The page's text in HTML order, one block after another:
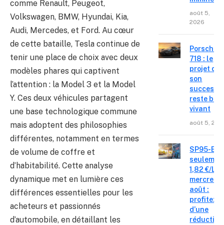
comme Renault, Peugeot,
Volkswagen, BMW, Hyundai, Kia,
Audi, Mercedes, et Ford. Au cœur
de cette bataille, Tesla continue de
tenir une place de choix avec deux
modèles phares qui captivent
l’attention : la Model 3 et la Model
Y. Ces deux véhicules partagent
une base technologique commune
mais adoptent des philosophies
différentes, notamment en termes
de volume de coffre et
d’habitabilité. Cette analyse
dynamique met en lumière ces
différences essentielles pour les
acheteurs et passionnés
d’automobile, en détaillant les
août 5,
2026
Porsche
718 : le
projet de
son
reste bien
vivant
août 5,
SP95-E10
1,82 €/L
mercredi
août :
profitez
d’une
réduction